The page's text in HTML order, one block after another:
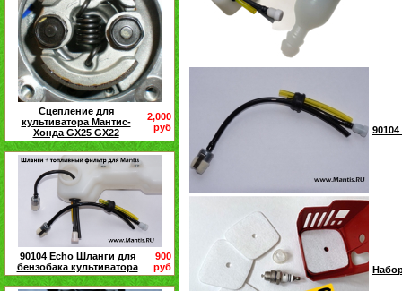
Сцепление для
культиватора Мантис-
Хонда GX25 GX22
2,000
руб
90104 Echo Шланги для
бензобака культиватора
900
руб